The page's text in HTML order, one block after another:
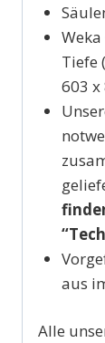
Tiefe
603 x
aus
Alle